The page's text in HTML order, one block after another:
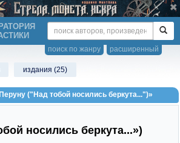
расширенный
поиск по жанру
издания (25)
("Над тобой носились беркута...")»
носились беркута...»)